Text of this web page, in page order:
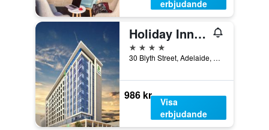
erbjudande
Holiday Inn Express Adelaide City Centre By IHG
4 stjärnor
30 Blyth Street, Adelaide, SA, Australien
986 kr
Visa
erbjudande